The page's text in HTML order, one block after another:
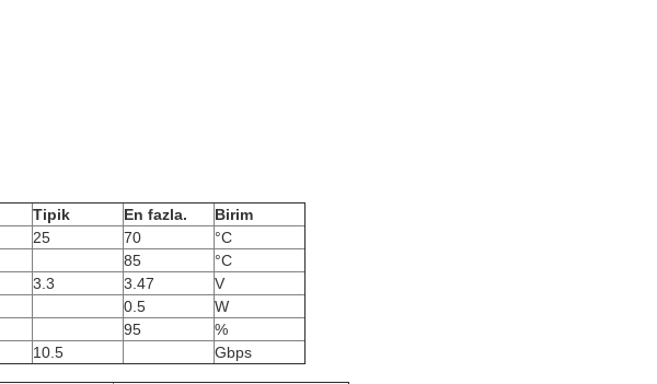
Tipik En fazla.
Birim
25 70
°C
85
°C
3.3 3.47
V
0.5
W
95
%
10.5 Gbps